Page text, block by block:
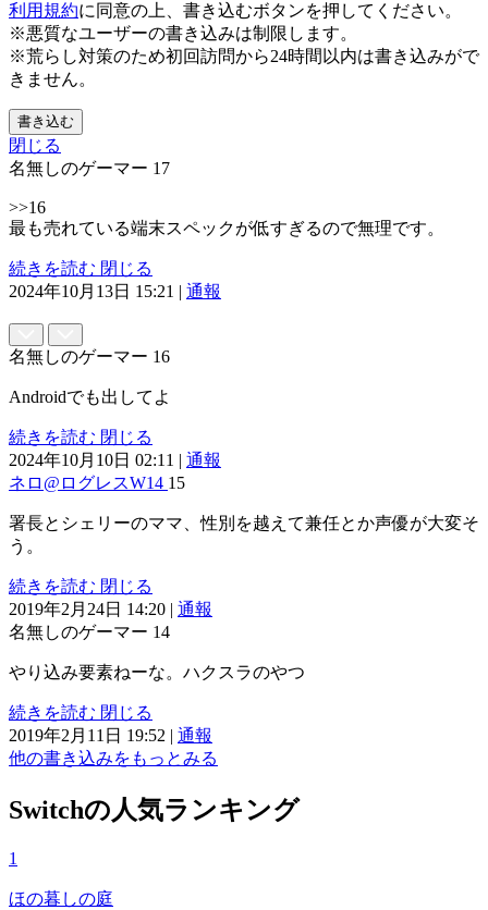
利用規約に同意の上、書き込むボタンを押してください。
※悪質なユーザーの書き込みは制限します。
※荒らし対策のため初回訪問から24時間以内は書き込みがで
きません。
書き込む
閉じる
名無しのゲーマー 17
>>16
最も売れている端末スペックが低すぎるので無理です。
続きを読む 閉じる
2024年10月13日 15:21 | 通報
名無しのゲーマー 16
Androidでも出してよ
続きを読む 閉じる
2024年10月10日 02:11 | 通報
ネロ@ログレスW14 15
署長とシェリーのママ、性別を越えて兼任とか声優が大変そ
う。
続きを読む 閉じる
2019年2月24日 14:20 | 通報
名無しのゲーマー 14
やり込み要素ねーな。ハクスラのやつ
続きを読む 閉じる
2019年2月11日 19:52 | 通報
他の書き込みをもっとみる
Switchの人気ランキング
1
ほの暮しの庭